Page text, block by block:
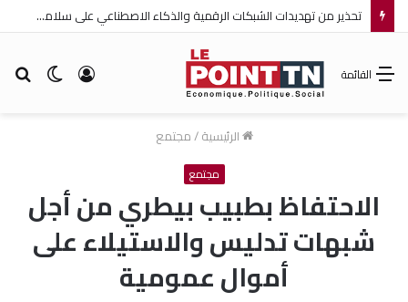
تحذير من تهديدات الشبكات الرقمية والذكاء الاصطناعي على سلامة الأطفال
الوضع تسجيل
القائمة
الرئيسية/مجتمع
مجتمع
الاحتفاظ بطبيب بيطري من أجل
شبهات تدليس والاستيلاء على
أموال عمومية